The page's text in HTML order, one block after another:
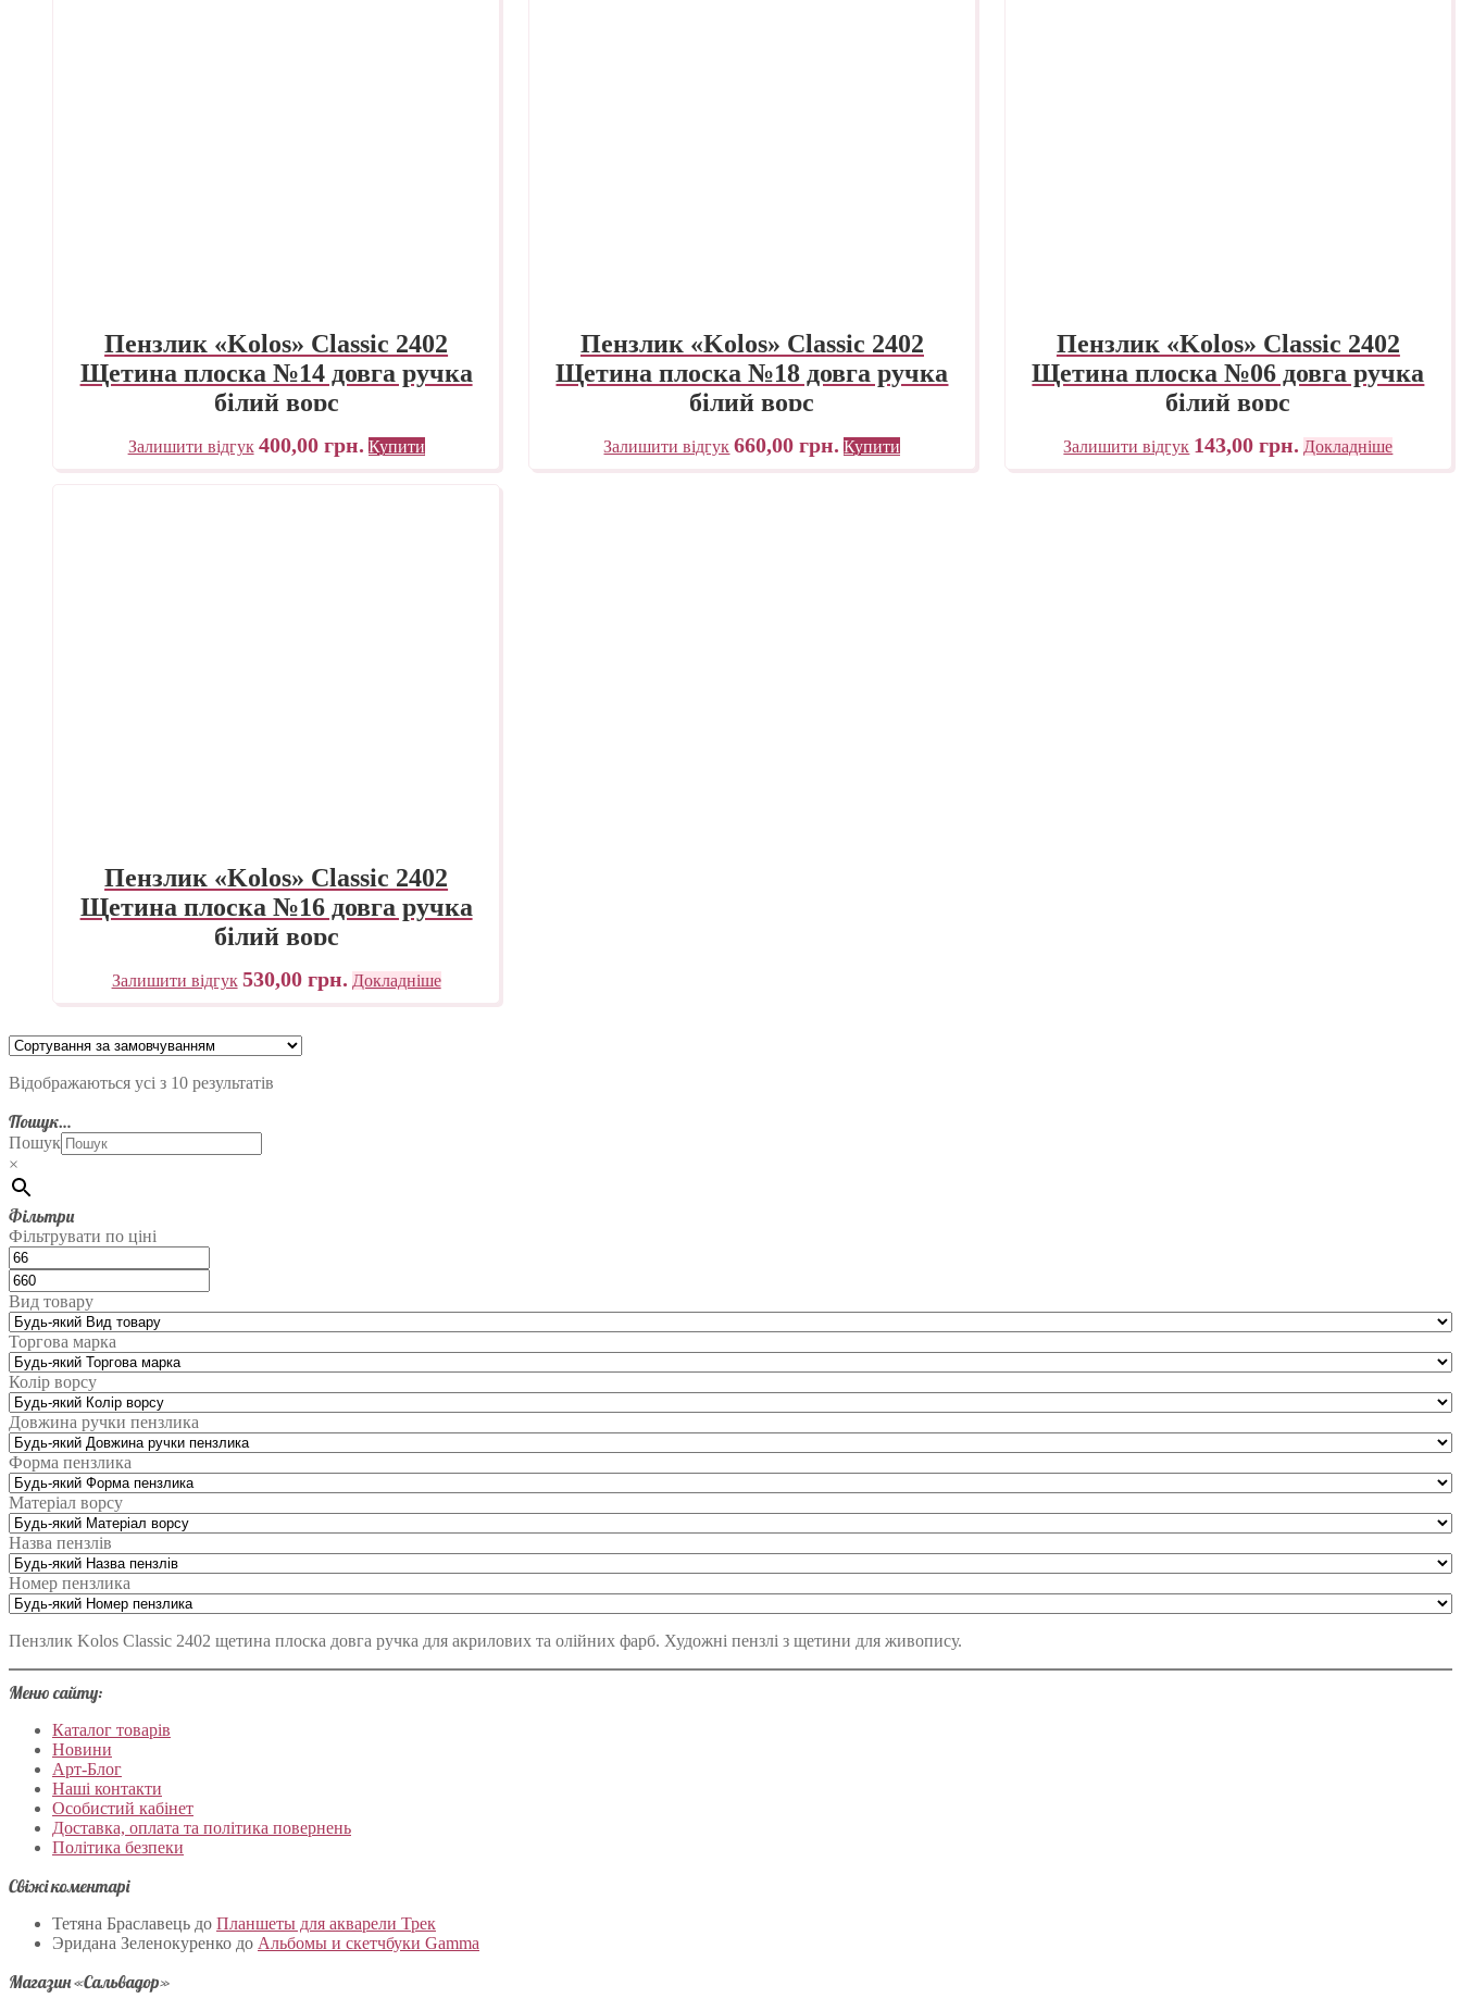
Пензлик «Kolos» Classic 2402
Щетина плоска №14 довга ручка
білий ворс
Залишити відгук 400,00 грн. Купити
Пензлик «Kolos» Classic 2402
Щетина плоска №18 довга ручка
білий ворс
Залишити відгук 660,00грн. Купити
Пензлик «Kolos» Classic 2402
Щетина плоска №06 довга ручка
білий ворс
Залишити відгук 143,00грн. Докладніше
Пензлик «Kolos» Classic 2402
Щетина плоска №16 довга ручка
білий ворс
Залишити відгук 530,00 грн. Докладніше
Відображаються усі з 10 результатів
Пошук…
Пошук
×
Фільтри
Фільтрувати по ціні
Вид товару
Торгова марка
Колір ворсу
Довжина ручки пензлика
Форма пензлика
Матеріал ворсу
Назва пензлів
Номер пензлика
Пензлик Kolos Classic 2402 щетина плоска довга ручка для акрилових та олійних фарб. Художні пензлі з щетини для живопису.
Меню сайту:
Каталог товарів
Новини
Арт-Блог
Наші контакти
Особистий кабінет
Доставка, оплата та політика повернень
Політика безпеки
Свіжі коментарі
Тетяна Браславець до Планшеты для акварели Трек
Эридана Зеленокуренко до Альбомы и скетчбуки Gamma
Магазин «Сальвадор»